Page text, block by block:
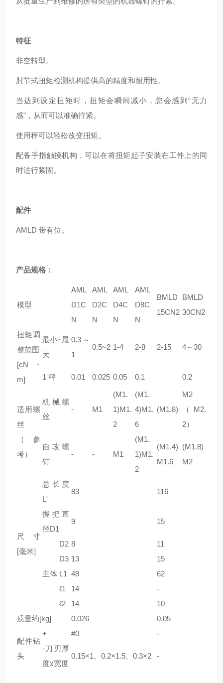
特征
非空转型。
肘节式扭矩检测机构提供高的精度和耐用性。
当达到设定扭矩时，扭矩会瞬间减小，您会感到“无力
感"，从而可以准确拧紧。
使用秤可以轻松改变扭矩。
配备手指触摸机构，可以在将扭矩起子安装在工件上的同
时进行紧固。
配件
AMLD 带有位。
产品规格：
模型
AML
D1C
N
AML
D2C
N
AML
D4C
N
AML
D8C
N
BMLD
15CN2
BMLD
30CN2
扭矩调
整范围
[cN･
m]
最小~最
大
0.3～
1
0.5~2 1-4 2-8 2-15 4～30
1 秤 0.01 0.025 0.05 0.1 0.2
适用螺
丝
（参
考）
机械螺
丝
- M1
(M1.
1)M1.
2
(M1.
4)M1.
6
(M1.8)
M2
（M2.
2）
自攻螺
钉
- - M1
(M1.
1)M1.
2
(M1.4)
M1.6
(M1.8)
M2
尺寸
[毫米]
总长度
L'
83 116
握把直
径D1
9 15
主体
D2 8
11
D3 13
15
L1 48
62
ℓ1
14
-
ℓ2
14
10
质量约[kg]
0.026 0.05
配件钻
头
+ #0
-
-刀刃厚
度x宽度
0.15×1、0.2×1.5、0.3×2 -